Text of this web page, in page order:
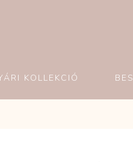
KOLLEKCIÓ